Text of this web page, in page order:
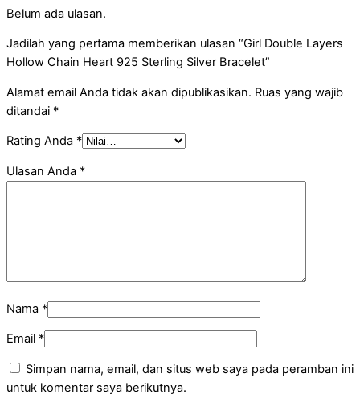
Belum ada ulasan.
Jadilah yang pertama memberikan ulasan “Girl Double Layers
Hollow Chain Heart 925 Sterling Silver Bracelet”
Alamat email Anda tidak akan dipublikasikan. Ruas yang wajib
ditandai *
Rating Anda *
Ulasan Anda *
Nama *
Email *
Simpan nama, email, dan situs web saya pada peramban ini
untuk komentar saya berikutnya.